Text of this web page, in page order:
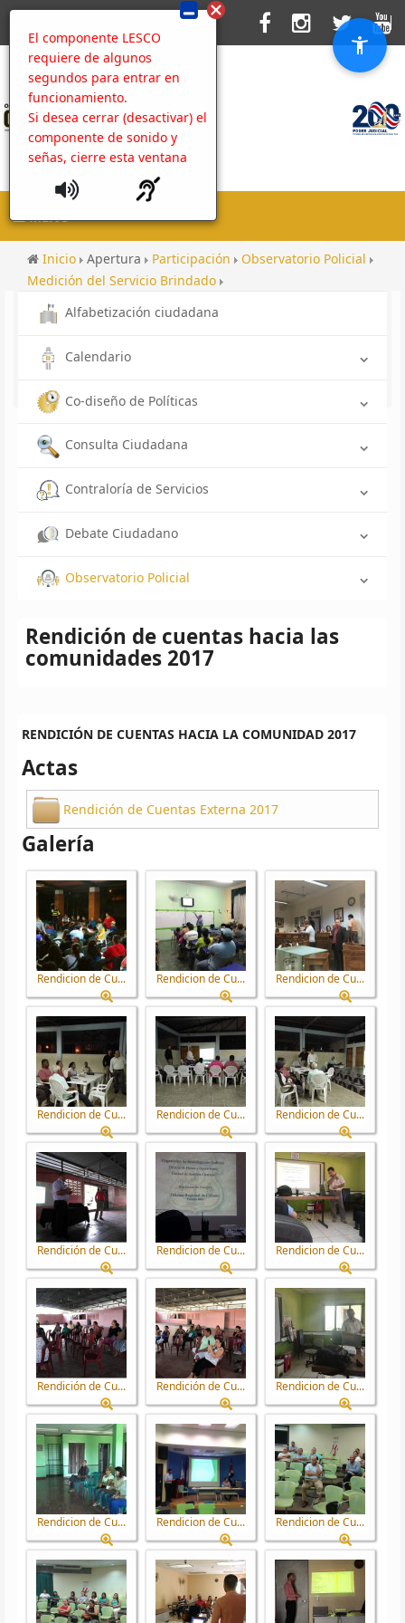
El componente LESCO
requiere de algunos
segundos para entrar en
funcionamiento.
Si desea cerrar (desactivar) el
componente de sonido y
señas, cierre esta ventana
MENU
Inicio Apertura Participación
Observatorio Policial
Medición del Servicio Brindado
Encuesta Permanente sobre la prestación del Servicio del
OIJ
Resultados de encuesta sobre la prestación del Servicio
del OIJ
Rendición de cuentas hacia las comunidades 2017
Alfabetización ciudadana
Calendario
Co-diseño de Políticas
Consulta Ciudadana
Contraloría de Servicios
Debate Ciudadano
Observatorio Policial
Rendición de cuentas hacia las
comunidades 2017
RENDICIÓN DE CUENTAS HACIA LA COMUNIDAD 2017
Actas
Rendición de Cuentas Externa 2017
Galería
Rendicion de Cu... Rendicion de Cu... Rendicion de Cu...
Rendicion de Cu... Rendicion de Cu... Rendicion de Cu...
Rendición de Cu... Rendicion de Cu... Rendicion de Cu...
Rendición de Cu... Rendición de Cu... Rendicion de Cu...
Rendicion de Cu... Rendicion de Cu... Rendicion de Cu...